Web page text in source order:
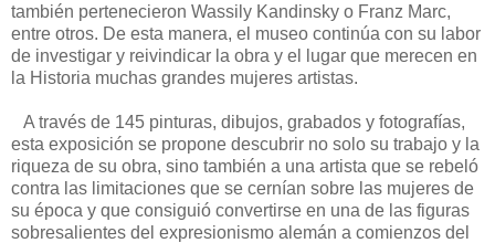
también pertenecieron Wassily Kandinsky o Franz Marc,
entre otros. De esta manera, el museo continúa con su labor
de investigar y reivindicar la obra y el lugar que merecen en
la Historia muchas grandes mujeres artistas.
A través de 145 pinturas, dibujos, grabados y fotografías,
esta exposición se propone descubrir no solo su trabajo y la
riqueza de su obra, sino también a una artista que se rebeló
contra las limitaciones que se cernían sobre las mujeres de
su época y que consiguió convertirse en una de las figuras
sobresalientes del expresionismo alemán a comienzos del